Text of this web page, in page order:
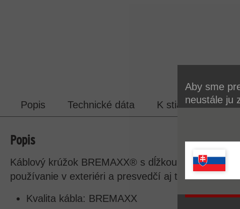
Aby sme
neustále ju
ochrany
Popis Technické dáta K stiahnutiu
Popis
Káblový krúžok BREMAXX® s dĺžkou kábla 100
používanie v exteriéri a presvedčí aj týmito
Kvalita kábla: BREMAXX